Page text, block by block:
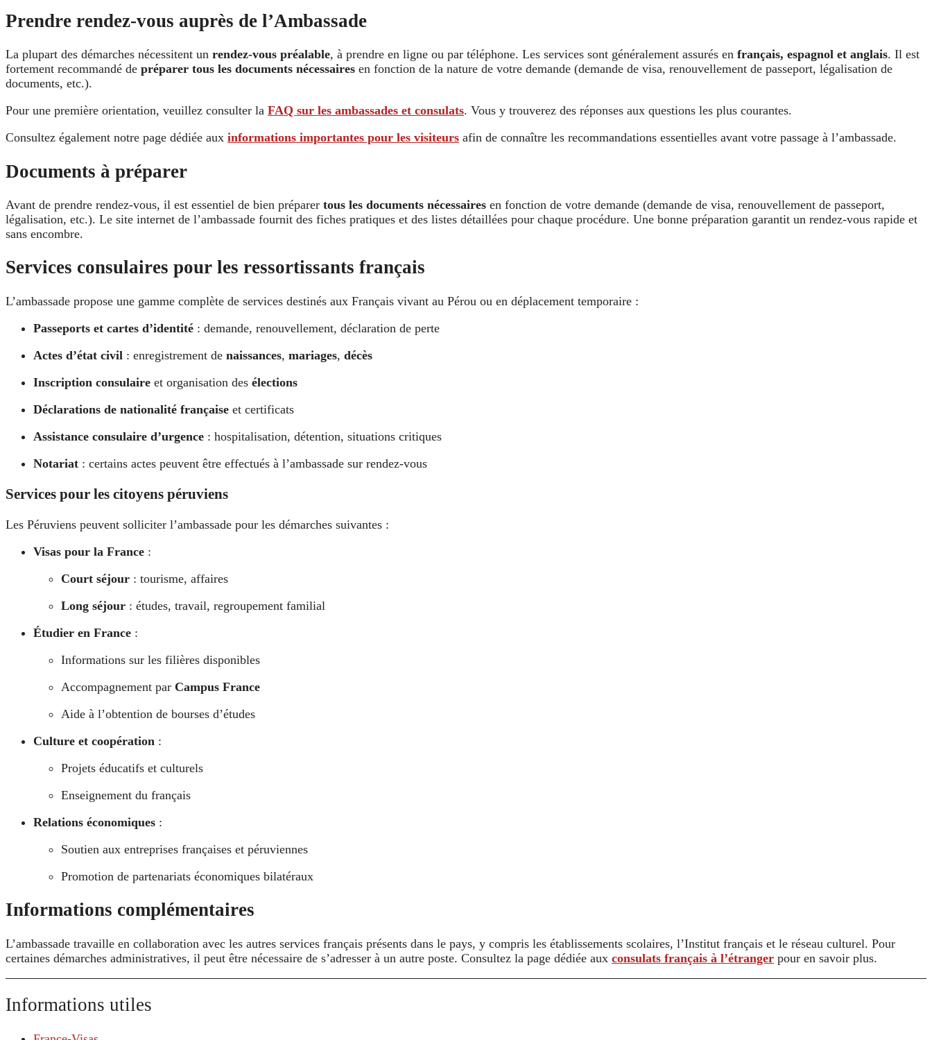
Prendre rendez-vous auprès de l’Ambassade
La plupart des démarches nécessitent un rendez-vous préalable, à prendre en ligne ou par téléphone. Les services sont généralement assurés en français, espagnol et anglais. Il est
fortement recommandé de préparer tous les documents nécessaires en fonction de la nature de votre demande (demande de visa, renouvellement de passeport, légalisation de
documents, etc.).
Pour une première orientation, veuillez consulter la FAQ sur les ambassades et consulats. Vous y trouverez des réponses aux questions les plus courantes.
Consultez également notre page dédiée aux informations importantes pour les visiteurs afin de connaître les recommandations essentielles avant votre passage à l’ambassade.
Documents à préparer
Avant de prendre rendez-vous, il est essentiel de bien préparer tous les documents nécessaires en fonction de votre demande (demande de visa, renouvellement de passeport,
légalisation, etc.). Le site internet de l’ambassade fournit des fiches pratiques et des listes détaillées pour chaque procédure. Une bonne préparation garantit un rendez-vous rapide et
sans encombre.
Services consulaires pour les ressortissants français
L’ambassade propose une gamme complète de services destinés aux Français vivant au Pérou ou en déplacement temporaire :
Passeports et cartes d’identité : demande, renouvellement, déclaration de perte
Actes d’état civil : enregistrement de naissances, mariages, décès
Inscription consulaire et organisation des élections
Déclarations de nationalité française et certificats
Assistance consulaire d’urgence : hospitalisation, détention, situations critiques
Notariat : certains actes peuvent être effectués à l’ambassade sur rendez-vous
Services pour les citoyens péruviens
Les Péruviens peuvent solliciter l’ambassade pour les démarches suivantes :
Visas pour la France :
Court séjour : tourisme, affaires
Long séjour : études, travail, regroupement familial
Étudier en France :
Informations sur les filières disponibles
Accompagnement par Campus France
Aide à l’obtention de bourses d’études
Culture et coopération :
Projets éducatifs et culturels
Enseignement du français
Relations économiques :
Soutien aux entreprises françaises et péruviennes
Promotion de partenariats économiques bilatéraux
Informations complémentaires
L’ambassade travaille en collaboration avec les autres services français présents dans le pays, y compris les établissements scolaires, l’Institut français et le réseau culturel. Pour
certaines démarches administratives, il peut être nécessaire de s’adresser à un autre poste. Consultez la page dédiée aux consulats français à l’étranger pour en savoir plus.
Informations utiles